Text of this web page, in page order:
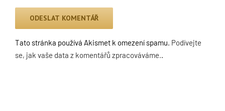
Tato stránka používá Akismet k omezení spamu. Podívejte
se, jak vaše data z komentářů zpracováváme..